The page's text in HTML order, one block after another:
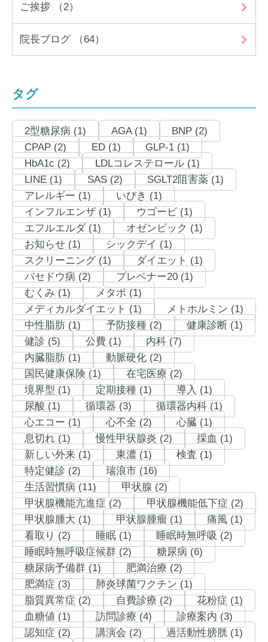
ご挨拶 （2）
院長ブログ （64）
タグ
2型糖尿病 (1) AGA (1)
BNP (2)
CPAP (2)
ED (1)
GLP-1 (1)
HbA1c (2)
LDLコレステロール (1)
LINE (1)
SAS (2)
SGLT2阻害薬 (1)
アレルギー (1)
いびき (1)
インフルエンザ (1)
ウゴービ (1)
エフルエルダ (1)
オゼンピック (1)
お知らせ (1)
シックデイ (1)
スクリーニング (1)
ダイエット (1)
バセドウ病 (2)
プレベナー20 (1)
むくみ (1)
メタボ (1)
メディカルダイエット (1)
メトホルミン (1)
中性脂肪 (1)
予防接種 (2)
健康診断 (1)
健診 (5)
公費 (1)
内科 (7)
内臓脂肪 (1)
動脈硬化 (2)
国民健康保険 (1)
在宅医療 (2)
境界型 (1)
定期接種 (1)
導入 (1)
尿酸 (1)
循環器 (3)
循環器内科 (1)
心エコー (1)
心不全 (2)
心臓 (1)
息切れ (1)
慢性甲状腺炎 (2)
採血 (1)
新しい外来 (1)
東濃 (1)
検査 (1)
特定健診 (2)
瑞浪市 (16)
生活習慣病 (11)
甲状腺 (2)
甲状腺機能亢進症 (2)
甲状腺機能低下症 (2)
甲状腺腫大 (1)
甲状腺腫瘤 (1)
痛風 (1)
看取り (2)
睡眠 (1)
睡眠時無呼吸 (2)
睡眠時無呼吸症候群 (2)
糖尿病 (6)
糖尿病予備群 (1)
肥満治療 (2)
肥満症 (3)
肺炎球菌ワクチン (1)
脂質異常症 (2)
自費診療 (2)
花粉症 (1)
血糖値 (1)
訪問診療 (4)
診療案内 (3)
認知症 (2)
講演会 (2)
過活動性膀胱 (1)